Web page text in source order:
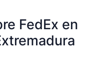
FedEx en